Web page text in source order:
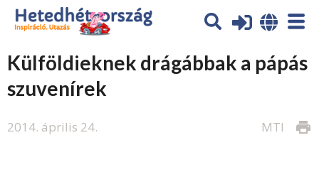
Külföldieknek drágábbak a pápás
szuvenírek
2014. április 24. print
MTI